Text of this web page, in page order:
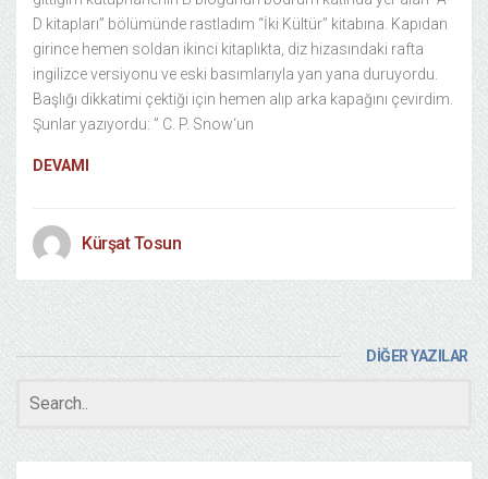
D kitapları” bölümünde rastladım “İki Kültür” kitabına. Kapıdan
girince hemen soldan ikinci kitaplıkta, diz hizasındaki rafta
ingilizce versiyonu ve eski basımlarıyla yan yana duruyordu.
Başlığı dikkatimi çektiği için hemen alıp arka kapağını çevirdim.
Şunlar yazıyordu: ” C. P. Snow‘un
DEVAMI
Kürşat Tosun
DİĞER YAZILAR